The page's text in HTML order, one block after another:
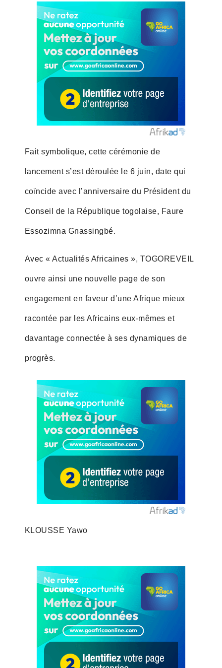
Fait symbolique, cette cérémonie de
lancement s’est déroulée le 6 juin, date qui
coïncide avec l’anniversaire du Président du
Conseil de la République togolaise, Faure
Essozimna Gnassingbé.
Avec « Actualités Africaines », TOGOREVEIL
ouvre ainsi une nouvelle page de son
engagement en faveur d’une Afrique mieux
racontée par les Africains eux-mêmes et
davantage connectée à ses dynamiques de
progrès.
KLOUSSE Yawo